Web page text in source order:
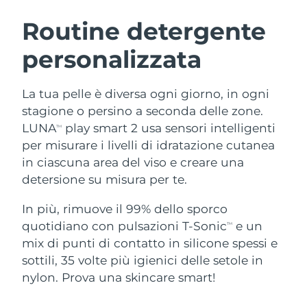
Routine detergente
personalizzata
La tua pelle è diversa ogni giorno, in ogni
stagione o persino a seconda delle zone.
LUNATM
play smart 2 usa sensori intelligenti
per misurare i livelli di idratazione cutanea
in ciascuna area del viso e creare una
detersione su misura per te.
In più, rimuove il 99% dello sporco
quotidiano con pulsazioni T-SonicTM
e un
mix di punti di contatto in silicone spessi e
sottili, 35 volte più igienici delle setole in
nylon. Prova una skincare smart!
LUNA™ 4 pacchetto
Anti-aging massage
LUNA™ 4 Plus
LUNA™ 4 Men
For men, anti-aging massage
BEAR™ 2 pacchetto
Microcurrent toning
BEAR™ 2 go
BEAR™ 2 eyes & lips
Microcurrent line smoothing device
Idratazione
UFO™ 3 pacchetto
Deep facial hydration
UFO™ 3 LED
Near-infrared and red light therapy
device
Igiene orale
Hybrid silicone sonic toothbrush
issa™ 4 plus
Smart hybrid silicone sonic toothbrush
TRATTAMENTI ANTI-AGE FAQ™
Anti-age Trattamenti LED
NEW
Austria Consegna stimata
Bahrein Consegna stimata
Belgio
Bermuda Consegna stimata8/15/26
Bosnia ed
Erzegovina
Consegna stimata
Bulgaria Consegna stimata8/9/26
Canada Consegna stimata 8/13/26